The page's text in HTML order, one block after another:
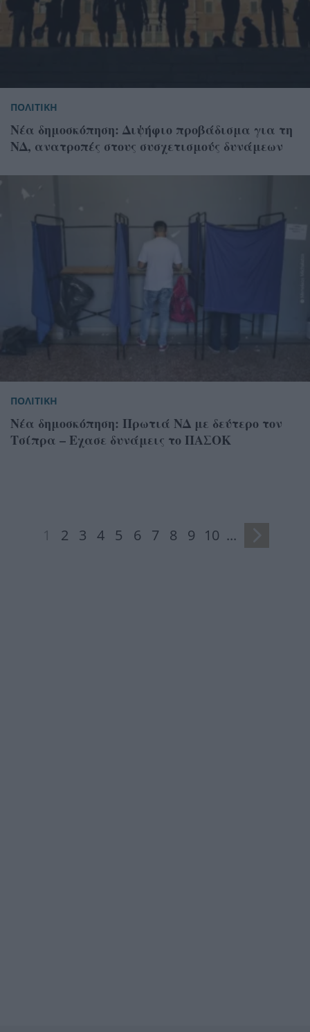
ΠΟΛΙΤΙΚΗ
Νέα δημοσκόπηση: Διψήφιο προβάδισμα για τη
ΝΔ, ανατροπές στους συσχετισμούς δυνάμεων
ΠΟΛΙΤΙΚΗ
Νέα δημοσκόπηση: Πρωτιά ΝΔ με δεύτερο τον
Τσίπρα – Εχασε δυνάμεις το ΠΑΣΟΚ
1 2 3 4 5 6 7 8 9 10 ...